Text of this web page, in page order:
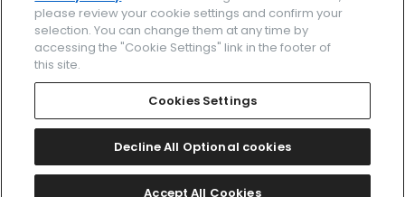
企業情報 ご利用規約
プライバシーポリシー Cookies Settings
Amazon PayはAmazon.com, Inc.またはその関連会社の商標です。
2026 CITIZEN WATCH CO., LTD.
please review your cookie settings and confirm your
selection. You can change them at any time by
accessing the "Cookie Settings" link in the footer of
this site.
Cookies Settings
Decline All Optional cookies
Accept All Cookies